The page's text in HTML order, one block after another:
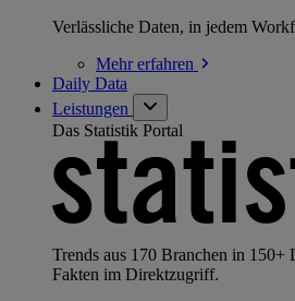
Verlässliche Daten, in jedem
Mehrerfahren
Daily Data
Leistungen
Das Statistik Portal
Trends aus 170 Branchen in 150+
Fakten im Direktzugriff.